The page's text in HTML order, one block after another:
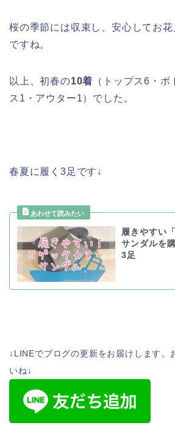
桜の季節には収束し、安心してお
ですね。
以上、初春の10着 （トップス6・
ス1・アウター1）でした。
春夏に履く3足です↓
履きやすい
サンダルを
3足
↓LINEでブログの更新をお届けします。
いね↓